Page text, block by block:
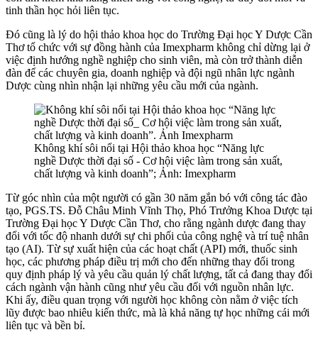
tinh thần học hỏi liên tục.
Đó cũng là lý do hội thảo khoa học do Trường Đại học Y Dược Cần
Thơ tổ chức với sự đồng hành của Imexpharm không chỉ dừng lại ở
việc định hướng nghề nghiệp cho sinh viên, mà còn trở thành diễn
đàn để các chuyên gia, doanh nghiệp và đội ngũ nhân lực ngành
Dược cùng nhìn nhận lại những yêu cầu mới của ngành.
Không khí sôi nổi tại Hội thảo khoa học “Năng lực
nghề Dược thời đại số - Cơ hội việc làm trong sản xuất,
chất lượng và kinh doanh”; Ảnh: Imexpharm
Từ góc nhìn của một người có gần 30 năm gắn bó với công tác đào
tạo, PGS.TS. Đỗ Châu Minh Vĩnh Thọ, Phó Trưởng Khoa Dược tại
Trường Đại học Y Dược Cần Thơ, cho rằng ngành dược đang thay
đổi với tốc độ nhanh dưới sự chi phối của công nghệ và trí tuệ nhân
tạo (AI). Từ sự xuất hiện của các hoạt chất (API) mới, thuốc sinh
học, các phương pháp điều trị mới cho đến những thay đổi trong
quy định pháp lý và yêu cầu quản lý chất lượng, tất cả đang thay đổi
cách ngành vận hành cũng như yêu cầu đối với nguồn nhân lực.
Khi ấy, điều quan trọng với người học không còn nằm ở việc tích
lũy được bao nhiêu kiến thức, mà là khả năng tự học những cái mới
liên tục và bền bỉ.